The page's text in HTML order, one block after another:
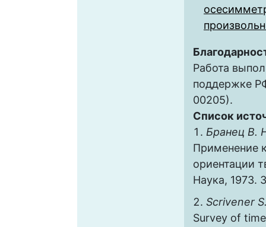
Работа
поддержке
00205).
Список
Бранец В.
Применение
ориентации
Наука, 1973.
Scrivener
Survey of